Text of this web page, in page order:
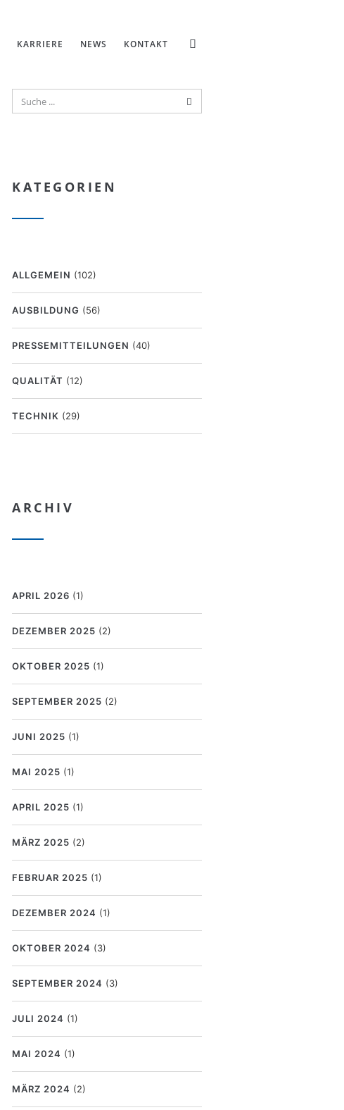
KARRIERE NEWS KONTAKT
KATEGORIEN
ALLGEMEIN (102)
AUSBILDUNG (56)
PRESSEMITTEILUNGEN (40)
QUALITÄT (12)
TECHNIK (29)
ARCHIV
APRIL 2026 (1)
DEZEMBER 2025 (2)
OKTOBER 2025 (1)
SEPTEMBER 2025 (2)
JUNI 2025 (1)
MAI 2025 (1)
APRIL 2025 (1)
MÄRZ 2025 (2)
FEBRUAR 2025 (1)
DEZEMBER 2024 (1)
OKTOBER 2024 (3)
SEPTEMBER 2024 (3)
JULI 2024 (1)
MAI 2024 (1)
MÄRZ 2024 (2)